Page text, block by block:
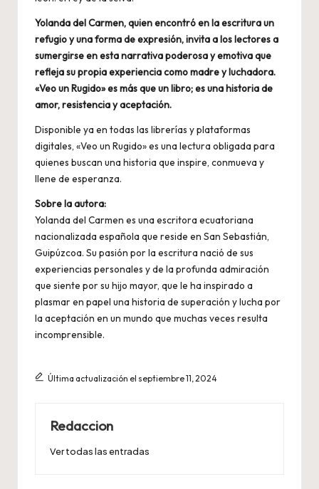
Yolanda del Carmen, quien encontró en la escritura un
refugio y una forma de expresión, invita a los lectores a
sumergirse en esta narrativa poderosa y emotiva que
refleja su propia experiencia como madre y luchadora.
«Veo un Rugido» es más que un libro; es una historia de
amor, resistencia y aceptación.
Disponible ya en todas las librerías y plataformas
digitales, «Veo un Rugido» es una lectura obligada para
quienes buscan una historia que inspire, conmueva y
llene de esperanza.
Sobre la autora:
Yolanda del Carmen es una escritora ecuatoriana
nacionalizada española que reside en San Sebastián,
Guipúzcoa. Su pasión por la escritura nació de sus
experiencias personales y de la profunda admiración
que siente por su hijo mayor, que le ha inspirado a
plasmar en papel una historia de superación y lucha por
la aceptación en un mundo que muchas veces resulta
incomprensible.
Última actualización el septiembre 11, 2024
Redaccion
Ver todas las entradas